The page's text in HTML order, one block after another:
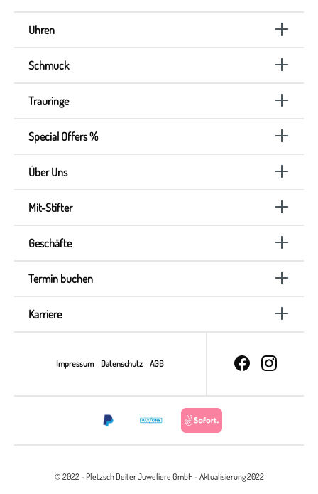
Uhren
Schmuck
Trauringe
Special Offers %
Über Uns
Mit-Stifter
Geschäfte
Termin buchen
Karriere
Impressum Datenschutz AGB
© 2022 - Pletzsch Deiter Juweliere GmbH - Aktualisierung 2022